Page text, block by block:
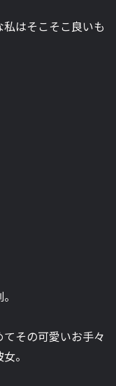
はそこそこ良いも
その可愛いお手々
。